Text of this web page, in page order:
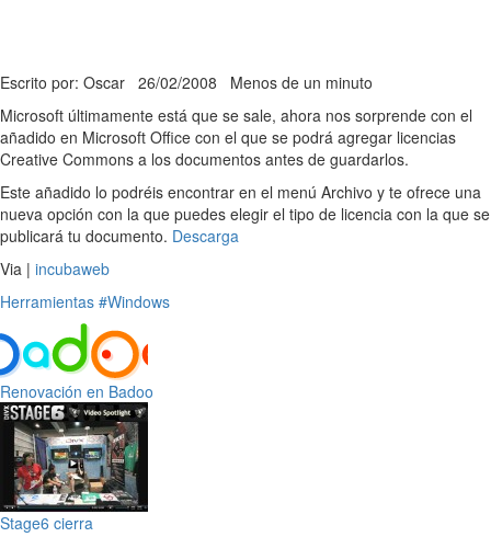
Escrito por: Oscar 26/02/2008 Menos de un minuto
Microsoft últimamente está que se sale, ahora nos sorprende con el
añadido en Microsoft Office con el que se podrá agregar licencias
Creative Commons a los documentos antes de guardarlos.
Este añadido lo podréis encontrar en el menú Archivo y te ofrece una
nueva opción con la que puedes elegir el tipo de licencia con la que se
publicará tu documento. Descarga
Via | incubaweb
Herramientas #Windows
Renovación en Badoo
Stage6 cierra